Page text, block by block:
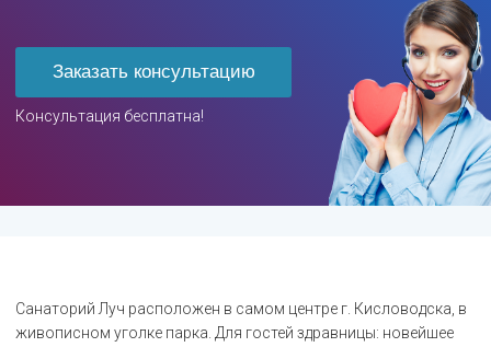
Заказать консультацию
Консультация бесплатна!
Санаторий Луч расположен в самом центре г. Кисловодска, в
живописном уголке парка. Для гостей здравницы: новейшее